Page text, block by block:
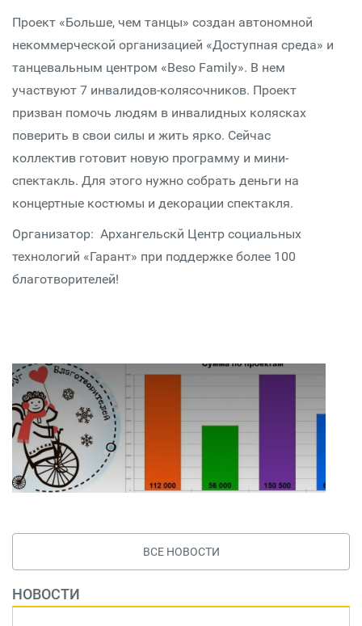
Проект «Больше, чем танцы» создан автономной
некоммерческой организацией «Доступная среда» и
танцевальным центром «Beso Family». В нем
участвуют 7 инвалидов-колясочников. Проект
призван помочь людям в инвалидных колясках
поверить в свои силы и жить ярко. Сейчас
коллектив готовит новую программу и мини-
спектакль. Для этого нужно собрать деньги на
концертные костюмы и декорации спектакля.
Организатор: Архангельскй Центр социальных
технологий «Гарант» при поддержке более 100
благотворителей!
ВСЕ НОВОСТИ
НОВОСТИ